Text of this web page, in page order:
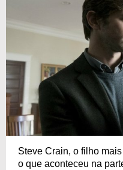
Steve Crain, o filho
o que aconteceu na